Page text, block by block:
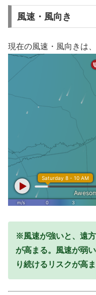
風速・風向き
現在の風速・風向きは
※風速が強いと、遠
が高まる。風速が弱
り続けるリスクが高ま